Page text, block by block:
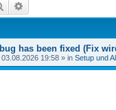
Suche
has been fixed (Fix
03.08.2026 19:58 » in Setup und